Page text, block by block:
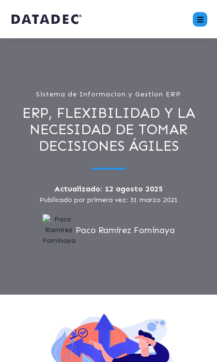
Sistema de Informacion y Gestion ERP
ERP, FLEXIBILIDAD Y LA
NECESIDAD DE TOMAR
DECISIONES ÁGILES
Actualizado: 12 agosto 2025
Publicado por primera vez: 31 marzo 2021
Paco Ramírez Fominaya